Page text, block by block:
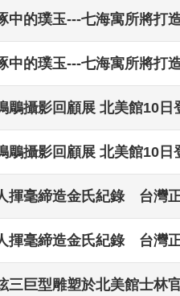
中的璞玉---七海寓所將打
中的璞玉---七海寓所將打
鵰攝影回顧展 北美館10日
鵰攝影回顧展 北美館10日
揮毫締造金氏紀錄 台灣
揮毫締造金氏紀錄 台灣
三巨型雕塑於北美館士林